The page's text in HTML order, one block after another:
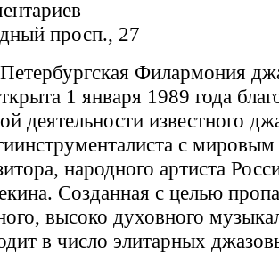
просп., 27
Филармония
1 января 1989 года
деятельности известного
с
народного артиста
Созданная с целью
высоко духовного
в число элитарных